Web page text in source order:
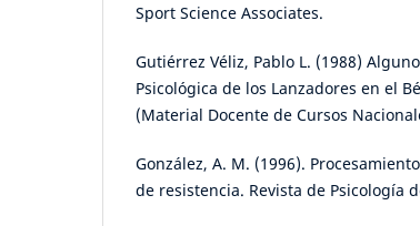
Sport Science Associates.
Gutiérrez Véliz, Pablo L. (1988)
Psicológica de los Lanzadores en el
(Material Docente de Cursos
González, A. M. (1996).
de resistencia. Revista de Psicología